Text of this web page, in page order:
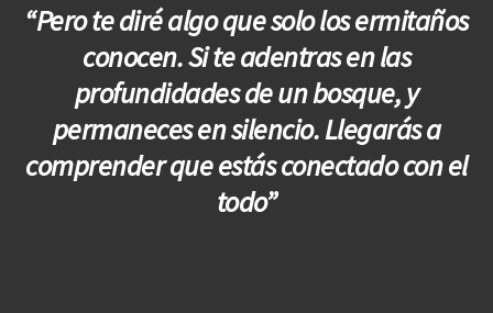
“Pero te diré algo que solo los ermitaños
conocen. Si te adentras en las
profundidades de un bosque, y
permaneces en silencio. Llegarás a
comprender que estás conectado con el
todo”